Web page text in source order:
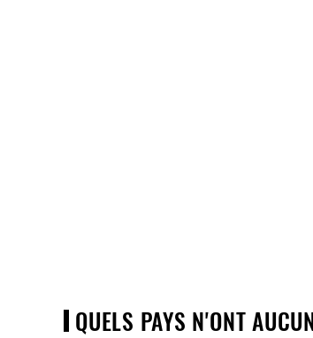
QUELS PAYS N'ONT